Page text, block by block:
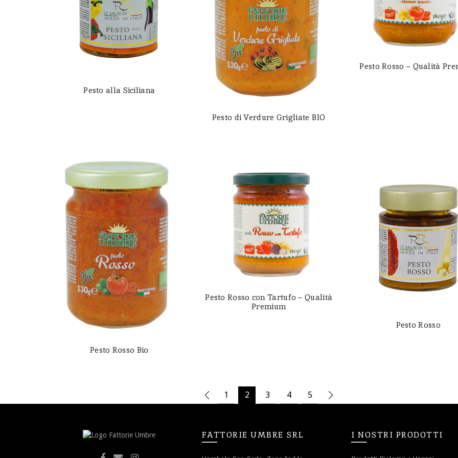
Pesto alla Siciliana
Pesto di Verdure Grigliate BIO
Pesto Rosso – Qualità
Pesto Rosso Bio
Pesto Rosso con Tartufo – Qualità
Premium
Pesto Rosso
1 2 3 4 5
FATTORIE UMBRE SRL I NOSTRI PRODOTTI